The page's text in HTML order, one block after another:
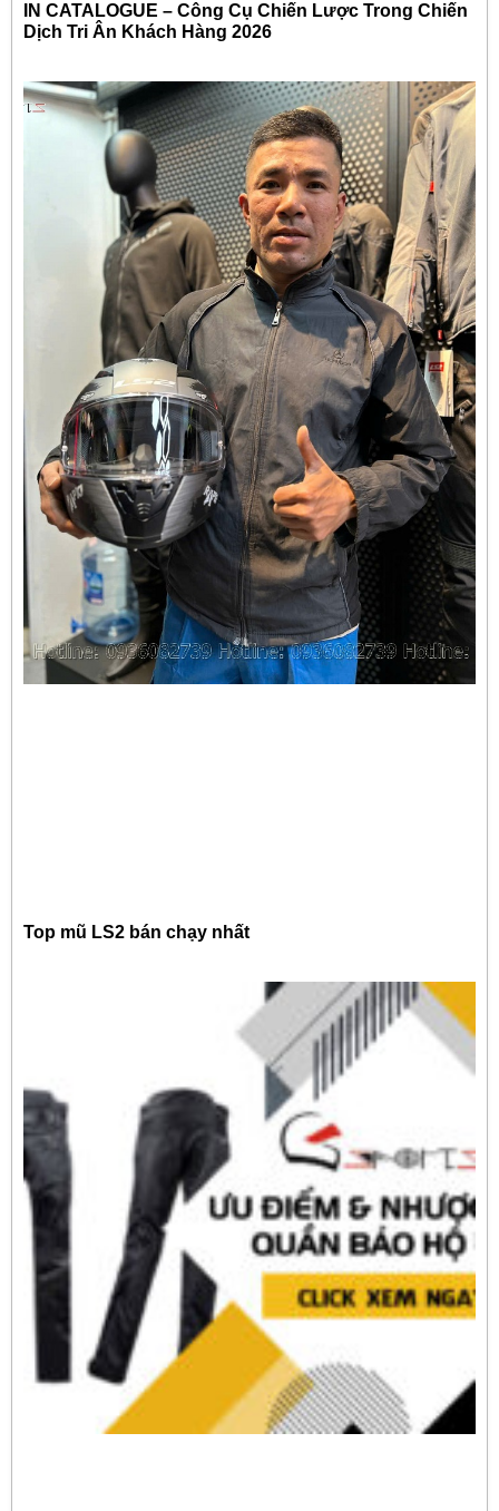
IN CATALOGUE – Công Cụ Chiến Lược Trong Chiến
Dịch Tri Ân Khách Hàng 2026
Top mũ LS2 bán chạy nhất